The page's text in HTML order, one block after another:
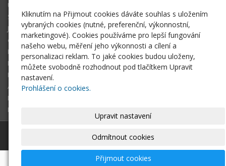
Úvodní stránka
STUDIO
JIHLAVA
eOSOBNOST
ROK INFORMATIKY
MIKULOV
EGOVERNMENT THE BEST
ARCHIV MAGAZÍNU
DOTAZ
REGISTRACE ČTENÁŘE
Magazín Egovernment|Mapa webu
Kliknutím na Přijmout cookies dáváte souhlas s uložením
vybraných cookies (nutné, preferenční, výkonnostní,
marketingové). Cookies používáme pro lepší fungování
našeho webu, měření jeho výkonnosti a cílení a
personalizaci reklam. To jaké cookies budou uloženy,
můžete svobodně rozhodnout pod tlačítkem Upravit
nastavení.
Prohlášení o cookies.
Upravit nastavení
Odmítnout cookies
Přijmout cookies